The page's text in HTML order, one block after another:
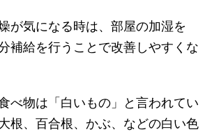
が気になる時は、部屋の加湿を
補給を行うことで改善しやすくな
べ物は「白いもの」と言われてい
根、百合根、かぶ、などの白い色